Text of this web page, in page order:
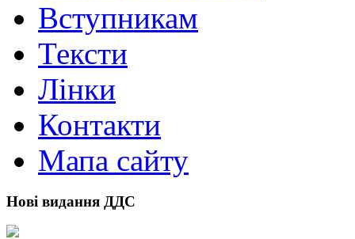
Вступникам
Тексти
Лінки
Контакти
Мапа сайту
Нові видання ДДС